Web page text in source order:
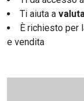
Ti aiuta a
È richiesto per
e vendita